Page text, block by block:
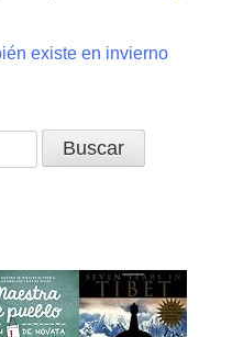
existe en invierno